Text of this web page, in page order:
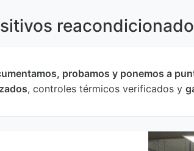
probamos y ponemos a
, controles térmicos verificados y